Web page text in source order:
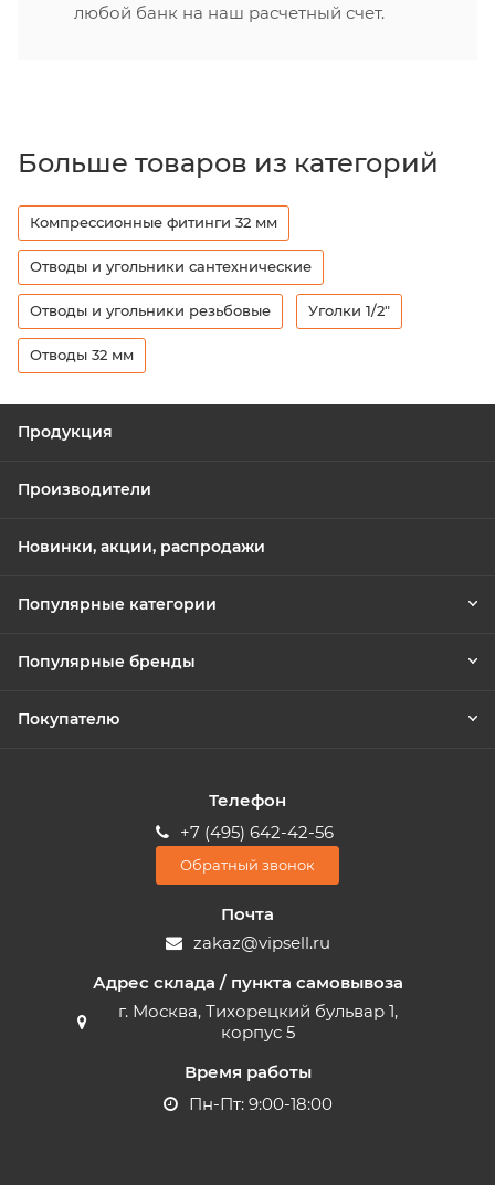
любой банк на наш расчетный счет.
Больше товаров из категорий
Компрессионные фитинги 32 мм
Отводы и угольники сантехнические
Отводы и угольники резьбовые Уголки 1/2"
Отводы 32 мм
Продукция
Производители
Новинки, акции, распродажи
Популярные категории
Популярные бренды
Покупателю
Телефон
+7 (495) 642-42-56
Обратный звонок
Почта
zakaz@vipsell.ru
Адрес склада / пункта самовывоза
г. Москва, Тихорецкий бульвар 1,
корпус 5
Время работы
Пн-Пт: 9:00-18:00